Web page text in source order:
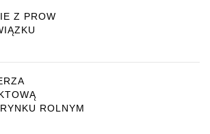
Z PROW
ROLNYM